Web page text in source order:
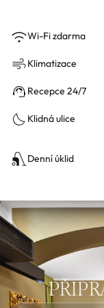
Wi-Fi zdarma
Klimatizace
Recepce 24/7
Klidná ulice
Denní úklid